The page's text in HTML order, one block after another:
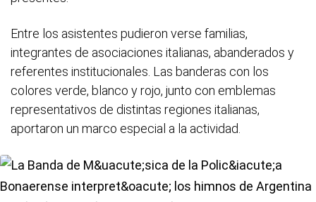
Entre los asistentes pudieron verse familias,
integrantes de asociaciones italianas, abanderados y
referentes institucionales. Las banderas con los
colores verde, blanco y rojo, junto con emblemas
representativos de distintas regiones italianas,
aportaron un marco especial a la actividad.